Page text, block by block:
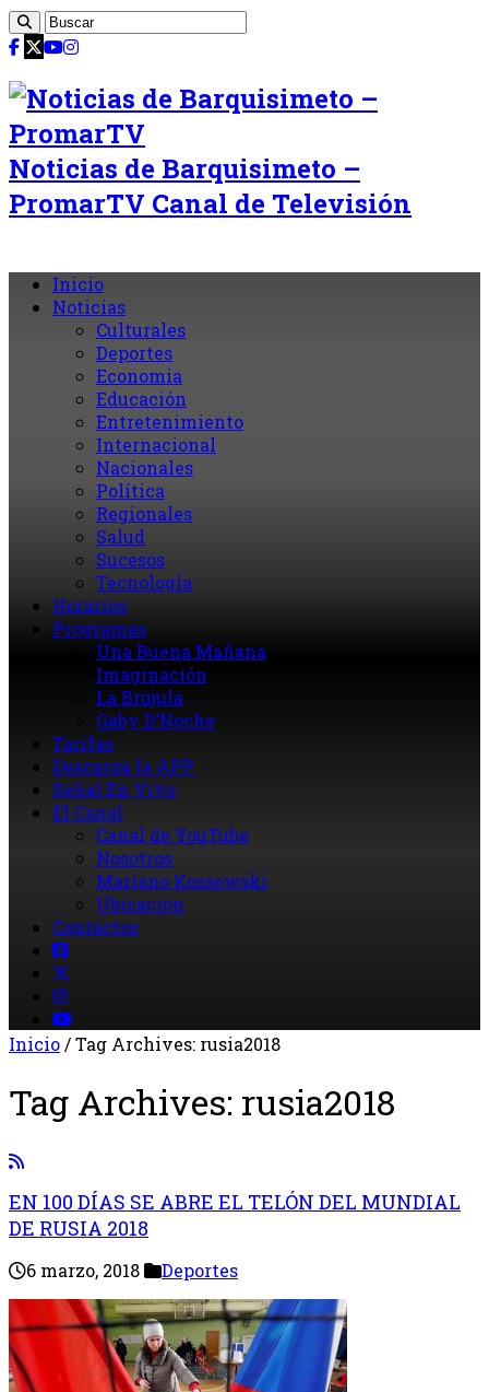
Noticias de Barquisimeto –
PromarTV Canal de Televisión
Inicio
Noticias
Culturales
Deportes
Economia
Educación
Entretenimiento
Internacional
Nacionales
Política
Regionales
Salud
Sucesos
Tecnología
Horarios
Programas
Una Buena Mañana
Imaginación
La Brújula
Gaby D’Noche
Tarifas
Descarga la APP
Señal En Vivo
El Canal
Canal de YouTube
Nosotros
Mariano Kossowski
Ubicación
Contactos
Inicio/Tag Archives: rusia2018
Tag Archives: rusia2018
EN 100 DÍAS SE ABRE EL TELÓN DEL MUNDIAL
DE RUSIA 2018
6 marzo, 2018 Deportes